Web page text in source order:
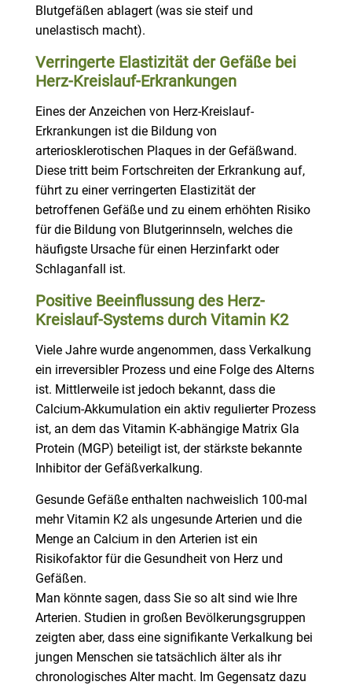
Blutgefäßen ablagert (was sie steif und
unelastisch macht).
Verringerte Elastizität der Gefäße bei
Herz-Kreislauf-Erkrankungen
Eines der Anzeichen von Herz-Kreislauf-
Erkrankungen ist die Bildung von
arteriosklerotischen Plaques in der Gefäßwand.
Diese tritt beim Fortschreiten der Erkrankung auf,
führt zu einer verringerten Elastizität der
betroffenen Gefäße und zu einem erhöhten Risiko
für die Bildung von Blutgerinnseln, welches die
häufigste Ursache für einen Herzinfarkt oder
Schlaganfall ist.
Positive Beeinflussung des Herz-
Kreislauf-Systems durch Vitamin K2
Viele Jahre wurde angenommen, dass Verkalkung
ein irreversibler Prozess und eine Folge des Alterns
ist. Mittlerweile ist jedoch bekannt, dass die
Calcium-Akkumulation ein aktiv regulierter Prozess
ist, an dem das Vitamin K-abhängige Matrix Gla
Protein (MGP) beteiligt ist, der stärkste bekannte
Inhibitor der Gefäßverkalkung.
Gesunde Gefäße enthalten nachweislich 100-mal
mehr Vitamin K2 als ungesunde Arterien und die
Menge an Calcium in den Arterien ist ein
Risikofaktor für die Gesundheit von Herz und
Gefäßen.
Man könnte sagen, dass Sie so alt sind wie Ihre
Arterien. Studien in großen Bevölkerungsgruppen
zeigten aber, dass eine signifikante Verkalkung bei
jungen Menschen sie tatsächlich älter als ihr
chronologisches Alter macht. Im Gegensatz dazu